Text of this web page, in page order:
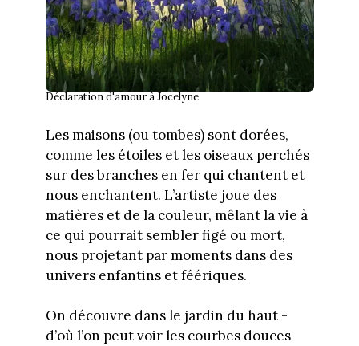
Déclaration d'amour à Jocelyne
Les maisons (ou tombes) sont dorées,
comme les étoiles et les oiseaux perchés
sur des branches en fer qui chantent et
nous enchantent. L’artiste joue des
matières et de la couleur, mêlant la vie à
ce qui pourrait sembler figé ou mort,
nous projetant par moments dans des
univers enfantins et féériques.
On découvre dans le jardin du haut -
d’où l’on peut voir les courbes douces